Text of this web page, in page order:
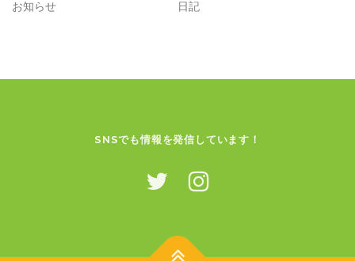
お知らせ 日記
SNSでも情報を発信しています！